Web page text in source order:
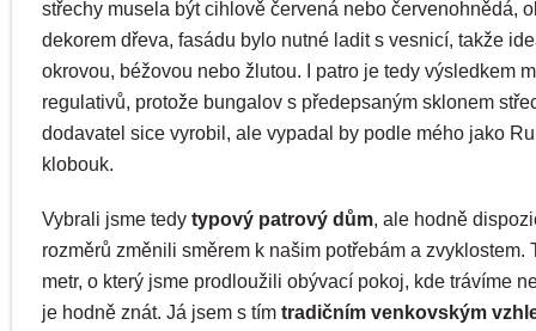
střechy musela být cihlově červená nebo červenohnědá,
dekorem dřeva, fasádu bylo nutné ladit s vesnicí, takže
okrovou, béžovou nebo žlutou. I patro je tedy výsledkem
regulativů, protože bungalov s předepsaným sklonem
dodavatel sice vyrobil, ale vypadal by podle mého jako
klobouk.
Vybrali jsme tedy typový patrový dům, ale hodně
rozměrů změnili směrem k našim potřebám a zvyklostem.
metr, o který jsme prodloužili obývací pokoj, kde trávíme
je hodně znát. Já jsem s tím tradičním venkovským